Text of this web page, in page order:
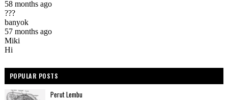
POPULAR POSTS
Perut Lembu